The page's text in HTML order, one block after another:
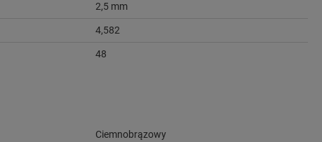
2,5 mm
4,582
48
Ciemnobrązowy